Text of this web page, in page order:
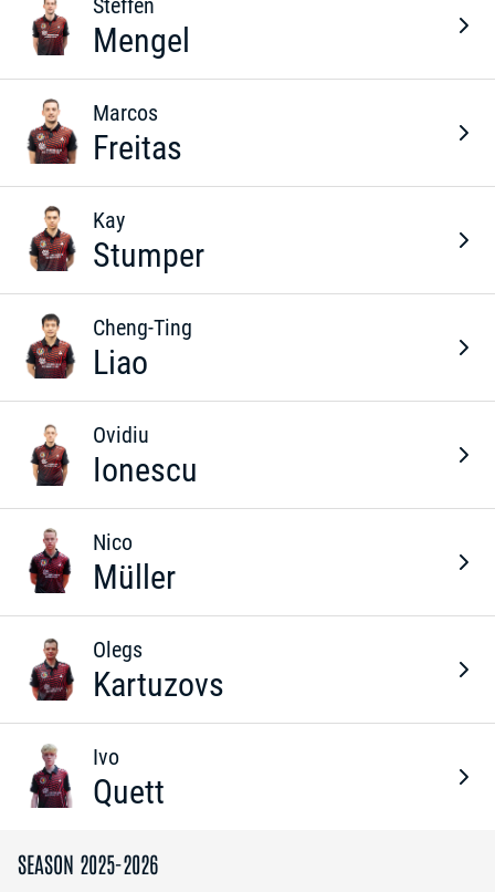
Mengel
Marcos
Freitas
Kay
Stumper
Cheng-Ting
Liao
Ovidiu
Ionescu
Nico
Müller
Olegs
Kartuzovs
Ivo
Quett
SEASON 2025-2026